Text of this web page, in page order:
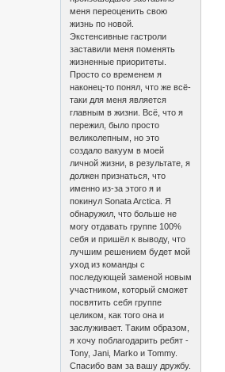
меня переоценить свою
жизнь по новой.
Экстенсивные гастроли
заставили меня поменять
жизненные приоритеты.
Просто со временем я
наконец-то понял, что же всё-
таки для меня является
главным в жизни. Всё, что я
пережил, было просто
великолепным, но это
создало вакуум в моей
личной жизни, в результате, я
должен признаться, что
именно из-за этого я и
покинул Sonata Arctica. Я
обнаружил, что больше не
могу отдавать группе 100%
cебя и пришёл к выводу, что
лучшим решением будет мой
уход из команды с
последующей заменой новым
участником, который сможет
посвятить себя группе
целиком, как того она и
заслуживает. Таким образом,
я хочу поблагодарить ребят -
Tony, Jani, Marko и Tommy.
Спасибо вам за вашу дружбу.